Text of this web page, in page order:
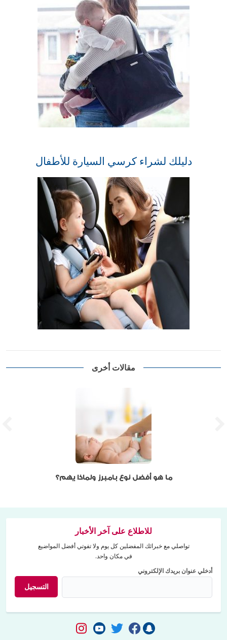
دليلك لشراء كرسي السيارة للأطفال
مقالات أخرى
ما هو أفضل نوع بامبرز ولماذا يهم؟
للاطلاع على آخر الأخبار
تواصلي مع خبرائك المفضلين كل يوم ولا تفوتي أفضل المواضيع
في مكان واحد.
أدخلي عنوان بريدك الإلكتروني
التسجيل